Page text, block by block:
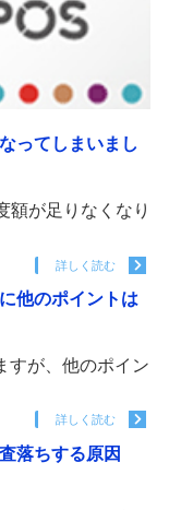
ってしまいまし
額が足りなくなり
詳しく読む
他のポイントは
すが、他のポイン
詳しく読む
落ちする原因